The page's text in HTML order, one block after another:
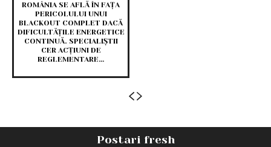
ROMÂNIA SE AFLĂ ÎN FAȚA
PERICOLULUI UNUI
BLACKOUT COMPLET DACĂ
DIFICULTĂȚILE ENERGETICE
CONTINUĂ. SPECIALIȘTII
CER ACȚIUNI DE
REGLEMENTARE…
Postari fresh